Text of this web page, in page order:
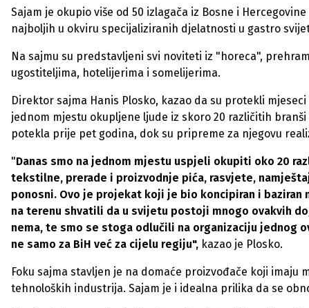
Sajam je okupio više od 50 izlagača iz Bosne i
najboljih u okviru specijaliziranih djelatnosti u gastro
Na sajmu su predstavljeni svi noviteti iz "horeca",
ugostiteljima, hotelijerima i somelijerima.
Direktor sajma Hanis Plosko, kazao da su protekli
jednom mjestu okupljene ljude iz skoro 20 različitih
potekla prije pet godina, dok su pripreme za njegovu
"Danas smo na jednom mjestu uspjeli okupiti oko 20
tekstilne, prerade i proizvodnje pića, rasvjete,
ponosni. Ovo je projekat koji je bio koncipiran i
na terenu shvatili da u svijetu postoji mnogo ovakvih
nema, te smo se stoga odlučili na organizaciju jednog
ne samo za BiH već za cijelu regiju", kazao je Plosko.
Foku sajma stavljen je na domaće proizvođače koji
tehnoloških industrija. Sajam je i idealna prilika da se